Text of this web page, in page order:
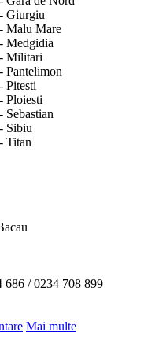
Giurgiu
Malu Mare
Medgidia
Militari
Pantelimon
Pitesti
Ploiesti
Sebastian
Sibiu
Titan
686 / 0234 708 899
Mai multe